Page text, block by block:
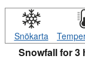
Snökarta
Snowfall for 3